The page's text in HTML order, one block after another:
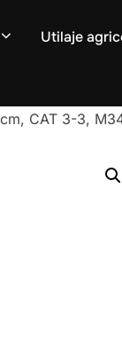
Utilaje
CAT 3-3,